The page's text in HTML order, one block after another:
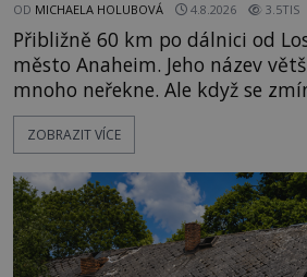
OD MICHAELA HOLUBOVÁ 4.8.2026 3.5TIS
Přibližně 60 km po dálnici od
město Anaheim. Jeho název
mnoho neřekne. Ale když se
Disneyland, je hned jasno. Zábavní park vyroste na
poklidném místě bývalého sadu
kolem 17 000 000
velká snaha to utajit, někteří z
ZOBRAZIT VÍCE